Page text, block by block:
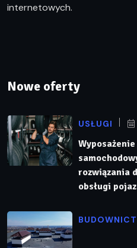
internetowych.
Nowe oferty
USŁUGI
rozwiązania
obsługi